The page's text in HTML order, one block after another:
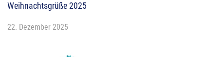
Weihnachtsgrüße 2025
22. Dezember 2025